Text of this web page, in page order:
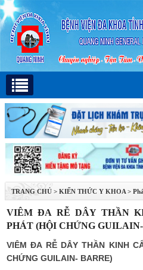
TRANG CHỦ > KIẾN THỨC Y KHOA >
khoa
VIÊM ĐA RỄ DÂY THẦN
PHÁT (HỘI CHỨNG
VIÊM ĐA RỄ DÂY THẦN KINH
CHỨNG GUILAIN- BARRE)